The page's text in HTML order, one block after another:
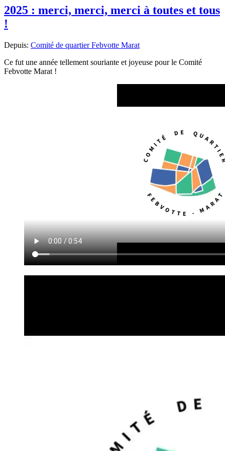
printemps
2025 : merci, merci, merci à toutes et tous
!
Depuis: Comité de quartier Febvotte Marat
Ce fut une année tellement souriante et joyeuse pour le Comité
Febvotte Marat !